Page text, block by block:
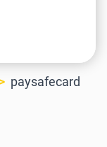
paysafecard